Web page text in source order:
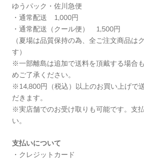
ゆうパック・佐川急便
・通常配送 1,000円
・通常配送（クール便） 1,500円
（夏場は品質保持の為、全ご注文商品は
す）
※一部離島は追加で送料を頂戴する場合
めご了承ください。
※14,800円（税込）以上のお買い上げで
だきます。
※実店舗でのお受け取りも可能です。支
い。
支払いについて
・クレジットカード